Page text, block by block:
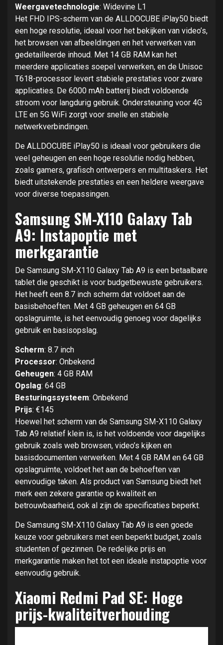
Weergavetechnologie: Widevine L1
Het FHD IPS-scherm van de ALLDOCUBE iPlay50 biedt
een hoge resolutie, ideaal voor het bekijken van video’s,
het browsen van afbeeldingen en het verwerken van
gedetailleerde inhoud. Met 14 GB RAM kan het
meerdere applicaties soepel verwerken, en de Unisoc
T618-processor levert stabiele prestaties voor zware
applicaties. De 6000 mAh batterij biedt voldoende
stroom voor langdurig gebruik. Ondersteuning voor 4G
LTE en 5G WiFi zorgt voor snelle en stabiele
netwerkverbindingen.
De ALLDOCUBE iPlay50 is ideaal voor gebruikers die
veel geheugen en een hoge resolutie nodig hebben,
zoals gamers, grafisch ontwerpers en multitaskers. Het
biedt uitstekende prestaties en een heldere weergave
voor diverse toepassingen.
Samsung SM-X110 Galaxy Tab
A9: Instapoptie met
merkgarantie
De Samsung SM-X110 Galaxy Tab A9 is een betaalbare
tablet die geschikt is voor budgetbewuste gebruikers.
Het heeft een 8.7 inch scherm dat voldoet aan de
basisbehoeften. Met 4 GB geheugen en 64 GB
opslagruimte, is het eenvoudig genoeg voor dagelijks
gebruik en basisopslag.
Scherm: 8.7 inch
Processor: Onbekend
Geheugen: 4 GB RAM
Opslag: 64 GB
Besturingssysteem: Onbekend
Prijs: €145
Hoewel het scherm van de Samsung SM-X110 Galaxy
Tab A9 relatief klein is, is het voldoende voor dagelijks
gebruik zoals web browsen, video’s kijken en
basisdocumenten verwerken. Met 4 GB RAM en 64 GB
opslagruimte, voldoet het aan de behoeften van
eenvoudige taken. Als product van Samsung biedt het
merk een zekere garantie op kwaliteit en
betrouwbaarheid, ook al zijn de specificaties beperkt.
De Samsung SM-X110 Galaxy Tab A9 is een goede
keuze voor gebruikers met een beperkt budget, zoals
studenten of gezinnen. De redelijke prijs en
merkgarantie maken het tot een ideale instapoptie voor
eenvoudig gebruik.
Xiaomi Redmi Pad SE: Hoge
prijs-kwaliteitverhouding